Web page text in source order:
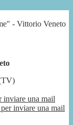
- Vittorio Veneto
inviare una mail
inviare una mail